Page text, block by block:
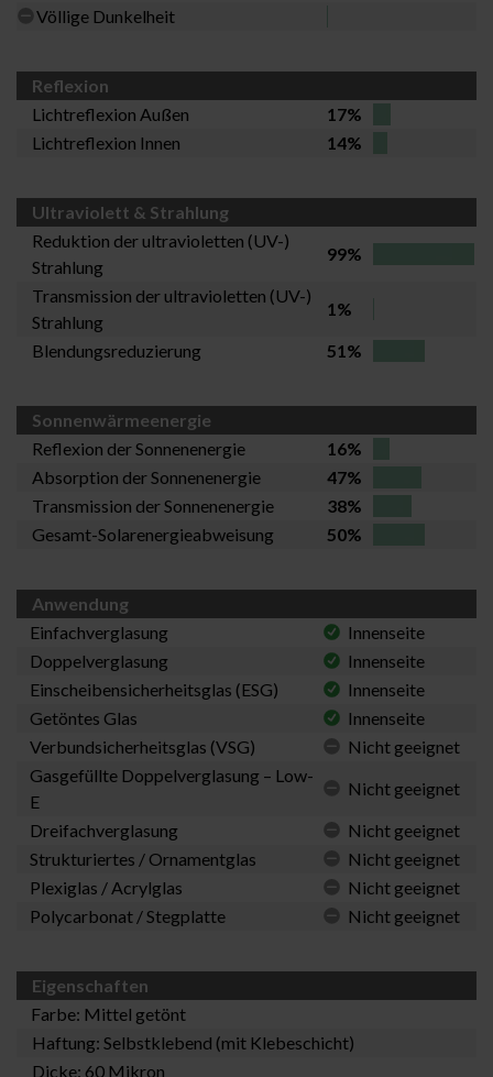
Völlige Dunkelheit
Reflexion
Lichtreflexion Außen
17%
Lichtreflexion Innen
14%
Ultraviolett & Strahlung
Reduktion der ultravioletten (UV-)
Strahlung
99%
Transmission der ultravioletten (UV-)
Strahlung
1%
Blendungsreduzierung
51%
Sonnenwärmeenergie
Reflexion der Sonnenenergie
16%
Absorption der Sonnenenergie
47%
Transmission der Sonnenenergie
38%
Gesamt-Solarenergieabweisung
50%
Anwendung
Einfachverglasung
Innenseite
Doppelverglasung
Innenseite
Einscheibensicherheitsglas (ESG)
Innenseite
Getöntes Glas
Innenseite
Verbundsicherheitsglas (VSG)
Nicht geeignet
Gasgefüllte Doppelverglasung – Low-
E
Nicht geeignet
Dreifachverglasung
Nicht geeignet
Strukturiertes / Ornamentglas
Nicht geeignet
Plexiglas / Acrylglas
Nicht geeignet
Polycarbonat / Stegplatte
Nicht geeignet
Eigenschaften
Farbe: Mittel getönt
Haftung: Selbstklebend (mit Klebeschicht)
Dicke: 60 Mikron